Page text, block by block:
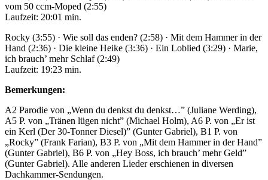
vom 50 ccm-Moped (2:55)
Laufzeit: 20:01 min.
Rocky (3:55) · Wie soll das enden? (2:58) · Mit dem Hammer in der
Hand (2:36) · Die kleine Heike (3:36) · Ein Loblied (3:29) · Marie,
ich brauch’ mehr Schlaf (2:49)
Laufzeit: 19:23 min.
Bemerkungen:
A2 Parodie von „Wenn du denkst du denkst…” (Juliane Werding),
A5 P. von „Tränen lügen nicht” (Michael Holm), A6 P. von „Er ist
ein Kerl (Der 30-Tonner Diesel)” (Gunter Gabriel), B1 P. von
„Rocky” (Frank Farian), B3 P. von „Mit dem Hammer in der Hand”
(Gunter Gabriel), B6 P. von „Hey Boss, ich brauch’ mehr Geld”
(Gunter Gabriel). Alle anderen Lieder erschienen in diversen
Dachkammer-Sendungen.